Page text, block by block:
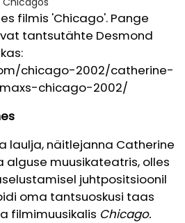
filmis 'Chicago'. Pange
tantsutähte Desmond
chicago-2002/catherine-
chicago-2002/
laulja, näitlejanna Catherine
muusikateatris, olles
juhtpositsioonil
oma tantsuoskusi taas
filmimuusikalis Chicago.